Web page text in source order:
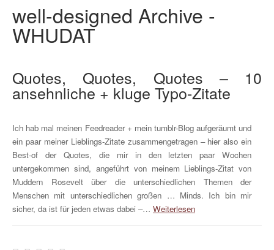
well-designed Archive -
WHUDAT
Quotes, Quotes, Quotes – 10
ansehnliche + kluge Typo-Zitate
Ich hab mal meinen Feedreader + mein tumblr-Blog aufgeräumt und
ein paar meiner Lieblings-Zitate zusammengetragen – hier also ein
Best-of der Quotes, die mir in den letzten paar Wochen
untergekommen sind, angeführt von meinem Lieblings-Zitat von
Muddern Rosevelt über die unterschiedlichen Themen der
Menschen mit unterschiedlichen großen … Minds. Ich bin mir
sicher, da ist für jeden etwas dabei –… Weiterlesen